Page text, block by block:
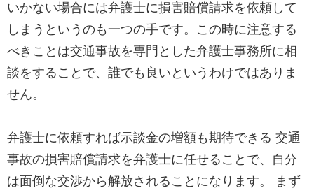
いかない場合には弁護士に損害賠償請求を依頼して
しまうというのも一つの手です。この時に注意する
べきことは交通事故を専門とした弁護士事務所に相
談をすることで、誰でも良いというわけではありま
せん。
弁護士に依頼すれば示談金の増額も期待できる 交通
事故の損害賠償請求を弁護士に任せることで、自分
は面倒な交渉から解放されることになります。 まず